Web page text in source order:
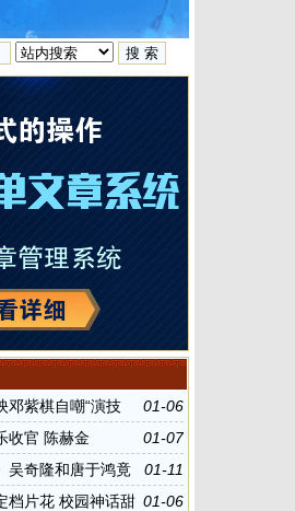
01-06
邓紫棋自嘲“演技
01-07
收官 陈赫金
01-11
吴奇隆和唐于鸿竟
01-06
档片花 校园神话甜